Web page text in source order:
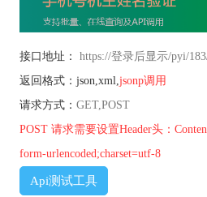
接口地址： https://登录后显示/pyi/
返回格式：json,xml, jsonp调用
请求方式： GET,POST
POST 请求需要设置Header头：
form-urlencoded;charset=utf-8
Api测试工具